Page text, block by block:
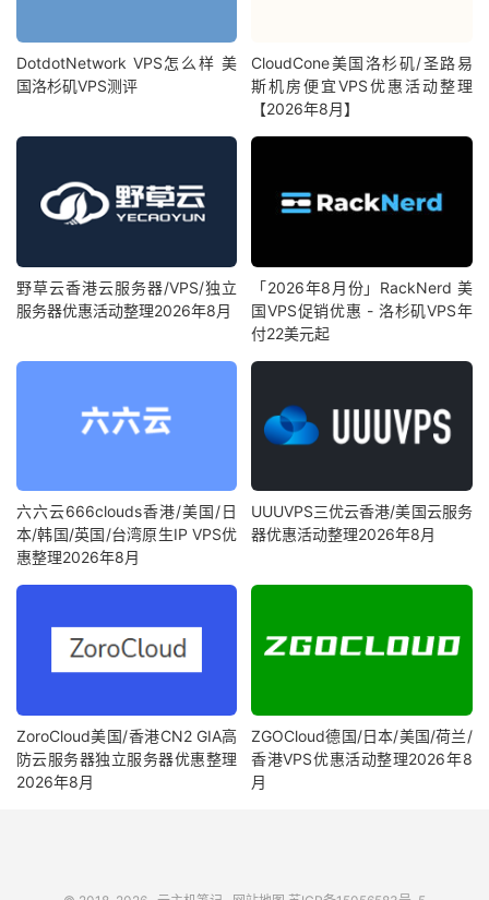
DotdotNetwork VPS怎么样 美
国洛杉矶VPS测评
CloudCone美国洛杉矶/圣路易
斯机房便宜VPS优惠活动整理
【2026年8月】
野草云香港云服务器/VPS/独立
服务器优惠活动整理2026年8月
「2026年8月份」RackNerd 美
国VPS促销优惠 - 洛杉矶VPS年
付22美元起
六六云666clouds香港/美国/日
本/韩国/英国/台湾原生IP VPS优
惠整理2026年8月
UUUVPS三优云香港/美国云服务
器优惠活动整理2026年8月
ZoroCloud美国/香港CN2 GIA高
防云服务器独立服务器优惠整理
2026年8月
ZGOCloud德国/日本/美国/荷兰/
香港VPS优惠活动整理2026年8
月